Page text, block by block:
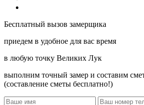
Бесплатный вызов замерщика
приедем в удобное для вас время
в любую точку Великих Лук
выполним точный замер и составим
(составление сметы бесплатно!)